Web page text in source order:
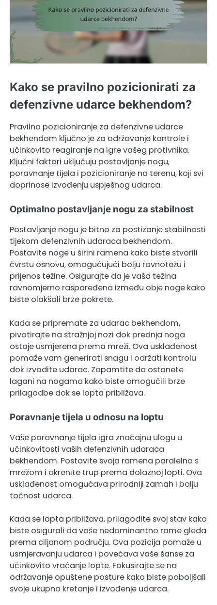
Kako se pravilno pozicionirati za
defenzivne udarce bekhendom?
Pravilno pozicioniranje za defenzivne udarce
bekhendom ključno je za održavanje kontrole i
učinkovito reagiranje na igre vašeg protivnika.
Ključni faktori uključuju postavljanje nogu,
poravnanje tijela i pozicioniranje na terenu, koji svi
doprinose izvođenju uspješnog udarca.
Optimalno postavljanje nogu za stabilnost
Postavljanje nogu je bitno za postizanje stabilnosti
tijekom defenzivnih udaraca bekhendom.
Postavite noge u širini ramena kako biste stvorili
čvrstu osnovu, omogućujući bolju ravnotežu i
prijenos težine. Osigurajte da je vaša težina
ravnomjerno raspoređena između obje noge kako
biste olakšali brze pokrete.
Kada se pripremate za udarac bekhendom,
pivotirajte na stražnjoj nozi dok prednja noga
ostaje usmjerena prema mreži. Ova usklađenost
pomaže vam generirati snagu i održati kontrolu
dok izvodite udarac. Zapamtite da ostanete
lagani na nogama kako biste omogućili brze
prilagodbe dok se lopta približava.
Poravnanje tijela u odnosu na loptu
Vaše poravnanje tijela igra značajnu ulogu u
učinkovitosti vaših defenzivnih udaraca
bekhendom. Postavite svoja ramena paralelno s
mrežom i okrenite trup prema dolaznoj lopti. Ova
usklađenost omogućava prirodniji zamah i bolju
točnost udarca.
Kada se lopta približava, prilagodite svoj stav kako
biste osigurali da vaše nedominantno rame gleda
prema ciljanom području. Ova pozicija pomaže u
usmjeravanju udarca i povećava vaše šanse za
učinkovito vraćanje lopte. Fokusirajte se na
održavanje opuštene posture kako biste poboljšali
svoje ukupno kretanje i izvođenje udarca.